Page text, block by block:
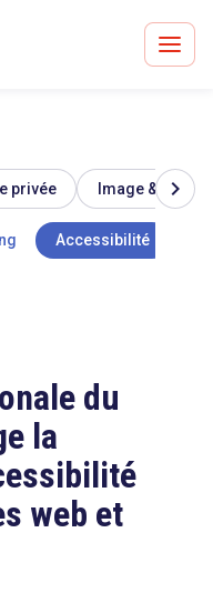
depuis 30 ans
privée Image &
Accessibilité
chevron_right
du
la
web et